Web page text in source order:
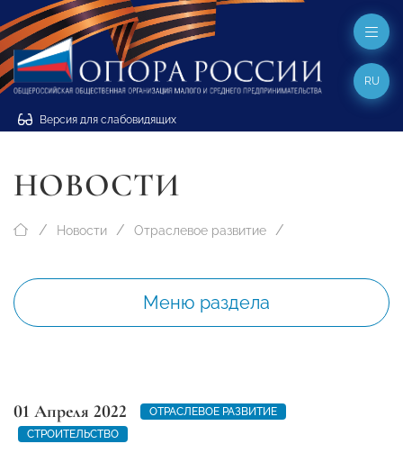
Версия для слабовидящих
RU
НОВОСТИ
Новости Отраслевое развитие
Меню раздела
01 Апреля 2022
ОТРАСЛЕВОЕ РАЗВИТИЕ
СТРОИТЕЛЬСТВО